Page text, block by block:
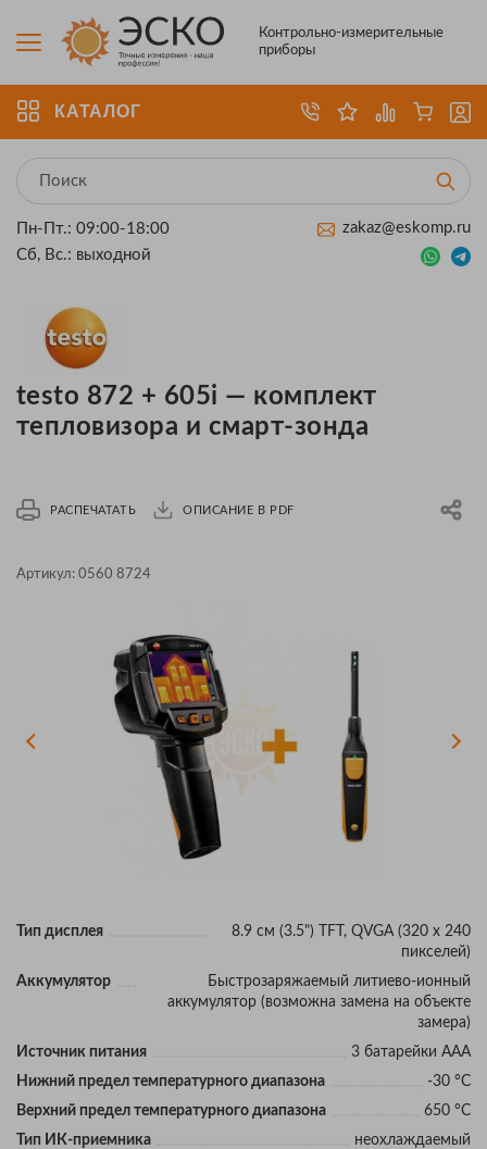
Контрольно-измерительные
приборы
КАТАЛОГ
Пн-Пт.: 09:00-18:00
Сб, Вс.: выходной
zakaz@eskomp.ru
testo 872 + 605i — комплект
тепловизора и смарт-зонда
РАСПЕЧАТАТЬ ОПИСАНИЕ В PDF
Артикул: 0560 8724
Тип дисплея
8.9 см (3.5") TFT, QVGA (320 x 240
пикселей)
Аккумулятор
Быстрозаряжаемый литиево-ионный
аккумулятор (возможна замена на объекте
замера)
Источник питания
3 батарейки ААА
Нижний предел температурного диапазона
-30 °C
Верхний предел температурного диапазона
650 °C
Тип ИК-приемника
неохлаждаемый